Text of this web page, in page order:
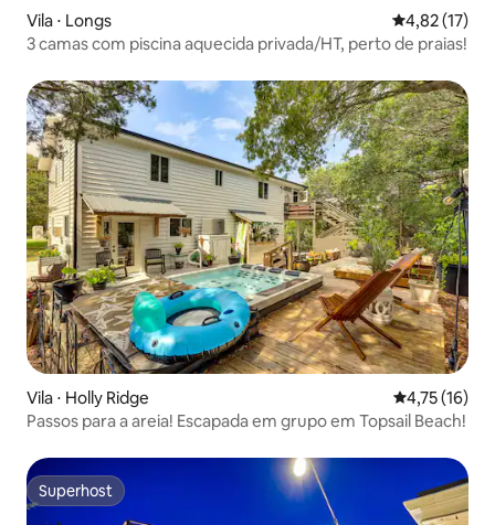
Vila ⋅ Longs 4,82 de uma
4,82 (17)
3 camas com piscina aquecida privada/HT, perto de praias!
Vila ⋅ Holly Ridge 4,75 de uma
4,75 (16)
Passos para a areia! Escapada em grupo em Topsail Beach!
Superhost
Superhost